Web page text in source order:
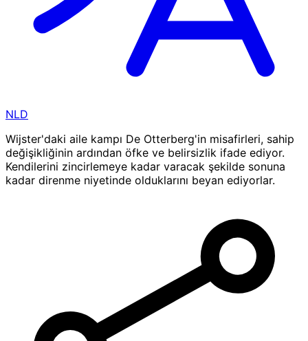
NLD
Wijster'daki aile kampı De Otterberg'in misafirleri, sahip
değişikliğinin ardından öfke ve belirsizlik ifade ediyor.
Kendilerini zincirlemeye kadar varacak şekilde sonuna
kadar direnme niyetinde olduklarını beyan ediyorlar.